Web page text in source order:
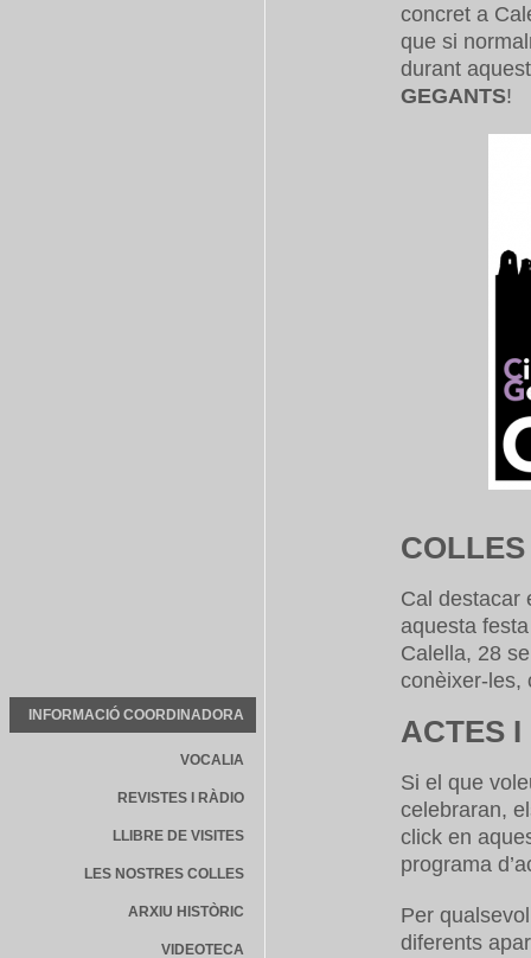
INFORMACIÓ COORDINADORA
VOCALIA
REVISTES I RÀDIO
LLIBRE DE VISITES
LES NOSTRES COLLES
ARXIU HISTÒRIC
VIDEOTECA
concret a
que si
durant
GEGANTS!
COLLES
Cal destacar
aquesta
Calella, 28
conèixer-les,
ACTES I
Si el que
celebraran,
click en
programa
Per
diferents